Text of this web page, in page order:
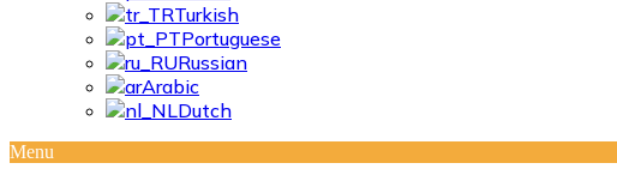
Turkish
Portuguese
Russian
Arabic
Dutch
Menu